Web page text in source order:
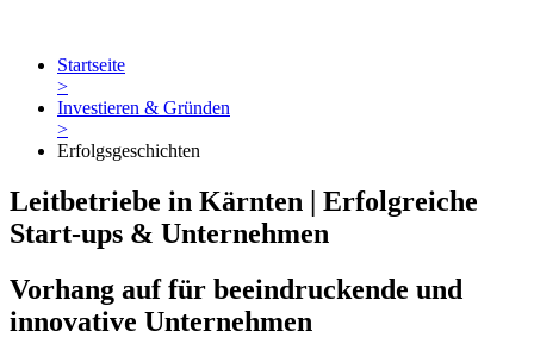
Startseite
>
Investieren & Gründen
>
Erfolgsgeschichten
Leitbetriebe in Kärnten | Erfolgreiche
Start-ups & Unternehmen
Vorhang auf für beeindruckende und
innovative Unternehmen